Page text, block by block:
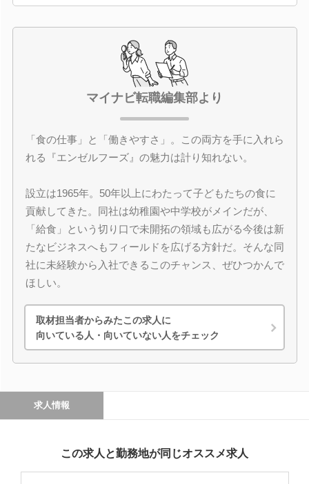
マイナビ転職編集部より
「食の仕事」と「働きやすさ」。この両方を手に入れら
れる『エンゼルフーズ』の魅力は計り知れない。
設立は1965年。50年以上にわたって子どもたちの食に
貢献してきた。同社は幼稚園や中学校がメインだが、
「給食」という切り口で未開拓の領域も広がる今後は新
たなビジネスへもフィールドを広げる方針だ。そんな同
社に未経験から入社できるこのチャンス、ぜひつかんで
ほしい。
取材担当者からみたこの求人に
向いている人・向いていない人をチェック
求人情報
この求人と勤務地が同じオススメ求人